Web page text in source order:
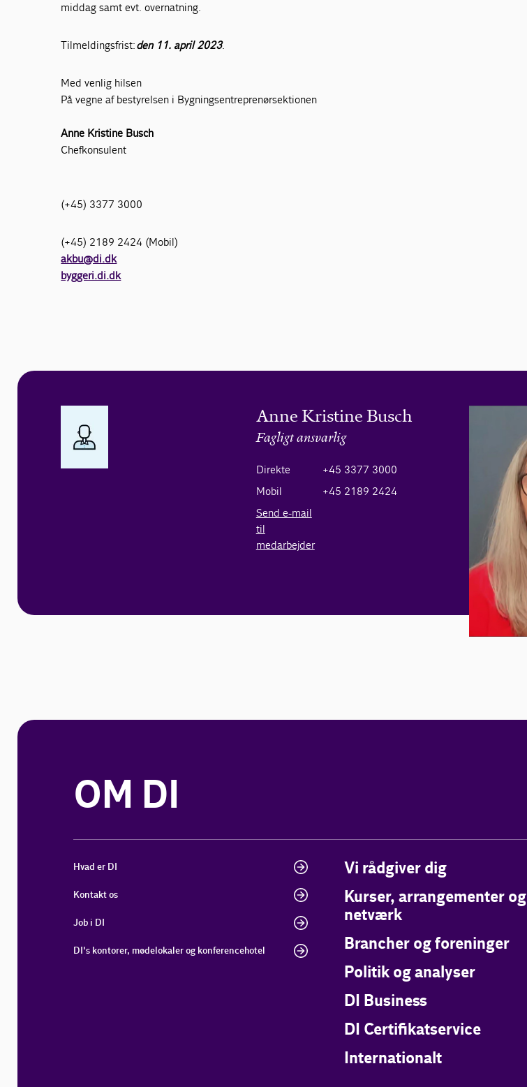
middag samt evt. overnatning.
Tilmeldingsfrist:den 11. april 2023.
Med venlig hilsen
På vegne af bestyrelsen i Bygningsentreprenørsektionen
Anne Kristine Busch
Chefkonsulent
(+45) 3377 3000
(+45) 2189 2424 (Mobil)
akbu@di.dk
byggeri.di.dk
Anne Kristine Busch
Fagligt ansvarlig
Direkte
+45 3377 3000
Mobil
+45 2189 2424
Send e-mail
til
medarbejder
OM DI
Hvad er DI
Kontakt os
Job i DI
DI's kontorer, mødelokaler og konferencehotel
Vi rådgiver dig
Kurser, arrangementer og
netværk
Brancher og foreninger
Politik og analyser
DI Business
DI Certifikatservice
Internationalt